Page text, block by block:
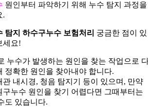
원인부터 파악하기 위해 누수 탐지 과정을
.
탐지 하수구누수 보험처리 궁금한 점이 있
세요!
누수가 발생하는 원인을 찾는 작업으로
정확한 원인을 찾아내야 합니다.
내시경, 청음 탐지기 등이 있으며, 만약
누수 원인을 찾기 어렵다면 그때부터는
도 있습니다.